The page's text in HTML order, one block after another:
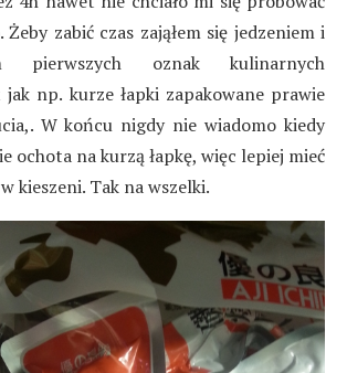
Żeby zabić czas zająłem się jedzeniem i
pierwszych oznak kulinarnych
jak np. kurze łapki zapakowane prawie
W końcu nigdy nie wiadomo kiedy
ochota na kurzą łapkę, więc lepiej mieć
kieszeni. Tak na wszelki.